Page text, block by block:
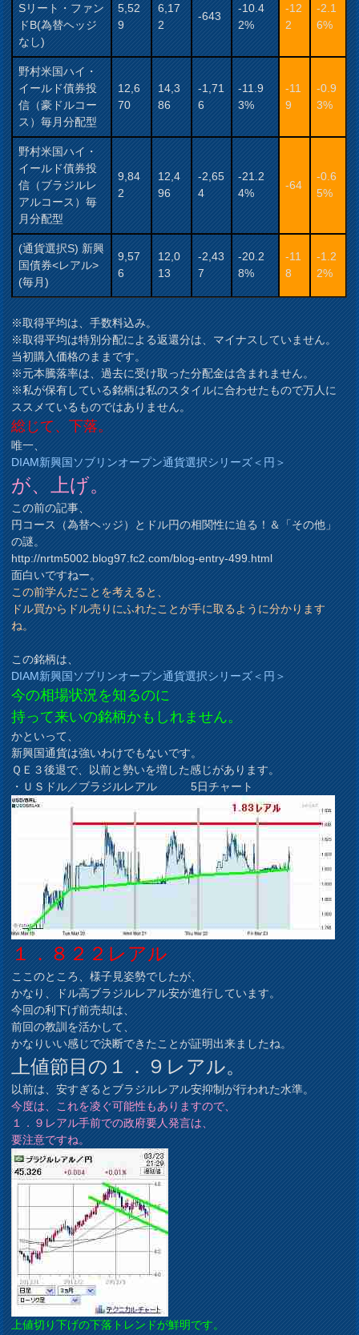
Sリート・ファン
ドB(為替ヘッジ
なし)
5,52
9
6,17
2
-643
-10.4
2%
-12
2
-2.1
6%
野村米国ハイ・
イールド債券投
信（豪ドルコー
ス）毎月分配型
12,6
70
14,3
86
-1,71
6
-11.9
3%
-11
9
-0.9
3%
野村米国ハイ・
イールド債券投
信（ブラジルレ
アルコース）毎
月分配型
9,84
2
12,4
96
-2,65
4
-21.2
4%
-64
-0.6
5%
(通貨選択S) 新興
国債券<レアル>
(毎月)
9,57
6
12,0
13
-2,43
7
-20.2
8%
-11
8
-1.2
2%
※取得平均は、手数料込み。
※取得平均は特別分配による返還分は、マイナスしていません。
当初購入価格のままです。
※元本騰落率は、過去に受け取った分配金は含まれません。
※私が保有している銘柄は私のスタイルに合わせたもので万人に
ススメているものではありません。
総じて、下落。
唯一、
DIAM新興国ソブリンオープン通貨選択シリーズ＜円＞
が、上げ。
この前の記事、
円コース（為替ヘッジ）とドル円の相関性に迫る！＆「その他」
の謎。
http://nrtm5002.blog97.fc2.com/blog-entry-499.html
面白いですねー。
この前学んだことを考えると、
ドル買からドル売りにふれたことが手に取るように分かります
ね。
この銘柄は、
DIAM新興国ソブリンオープン通貨選択シリーズ＜円＞
今の相場状況を知るのに
持って来いの銘柄かもしれません。
かといって、
新興国通貨は強いわけでもないです。
ＱＥ３後退で、以前と勢いを増した感じがあります。
・ＵＳドル／ブラジルレアル 5日チャート
１．８２２レアル
ここのところ、様子見姿勢でしたが、
かなり、ドル高ブラジルレアル安が進行しています。
今回の利下げ前売却は、
前回の教訓を活かして、
かなりいい感じで決断できたことが証明出来ましたね。
上値節目の１．９レアル。
以前は、安すぎるとブラジルレアル安抑制が行われた水準。
今度は、これを凌ぐ可能性もありますので、
１．９レアル手前での政府要人発言は、
要注意ですね。
上値切り下げの下落トレンドが鮮明です。